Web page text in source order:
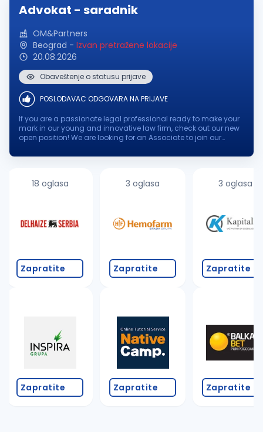
Advokat - saradnik
OM&Partners
Beograd - Izvan pretražene lokacije
20.08.2026
Obaveštenje o statusu prijave
POSLODAVAC ODGOVARA NA PRIJAVE
If you are a passionate legal professional ready to make your
mark in our young and innovative law firm, check out our new
open position! We are looking for an Associate to join our
contribute to...
18 oglasa
Zapratite
Zapratite
3 oglasa
Zapratite
Zapratite
3 oglasa
Zapratite
Zapratite